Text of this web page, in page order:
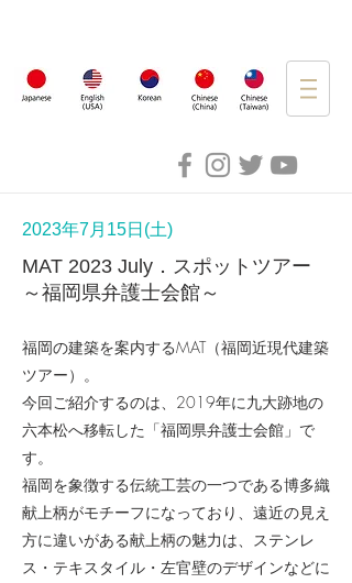
2023年7月15日(土)
MAT 2023 July．スポットツアー
～福岡県弁護士会館～
福岡の建築を案内するMAT（福岡近現代建築
ツアー）。
今回ご紹介するのは、2019年に九大跡地の
六本松へ移転した 「福岡県弁護士会館」で
す。
福岡を象徴する伝統工芸の一つである博多織
献上柄がモチーフになっており、遠近の見え
方に違いがある献上柄の魅力は、ステンレ
ス・テキスタイル・左官壁のデザインなどに